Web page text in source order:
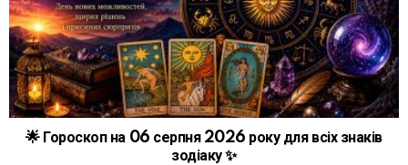
🌟 Гороскоп на 06 серпня 2026 року для всіх знаків
зодіаку ✨